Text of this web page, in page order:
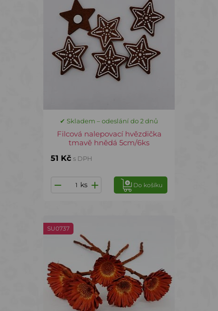
✔ Skladem – odeslání do 2 dnů
Filcová nalepovací hvězdička
tmavě hnědá 5cm/6ks
51 Kč s DPH
ks Do košíku
SU0737